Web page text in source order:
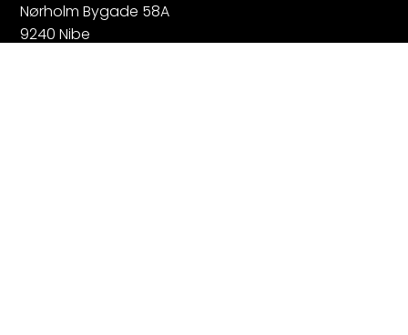
Nørholm Bygade 58A
9240 Nibe